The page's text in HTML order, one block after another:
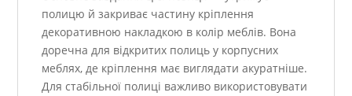
полицю й закриває частину кріплення
декоративною накладкою в колір меблів. Вона
доречна для відкритих полиць у корпусних
меблях, де кріплення має виглядати акуратніше.
Для стабільної полиці важливо використовувати